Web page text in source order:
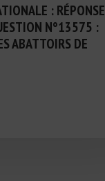
: RÉPONSE
N°13575 :
ABATTOIRS DE